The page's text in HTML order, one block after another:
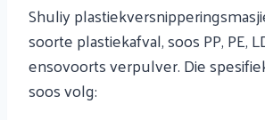
Shuliy
soorte plastiekafval, soos PP, PE,
ensovoorts verpulver. Die
soos volg: